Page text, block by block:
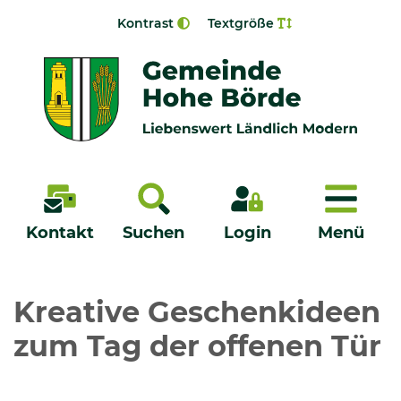
Kontrast Textgröße
Kontakt Suchen Login Menü
Menü
Bürgerservice - Onlinedienste
Kreative Geschenkideen
zum Tag der offenen Tür